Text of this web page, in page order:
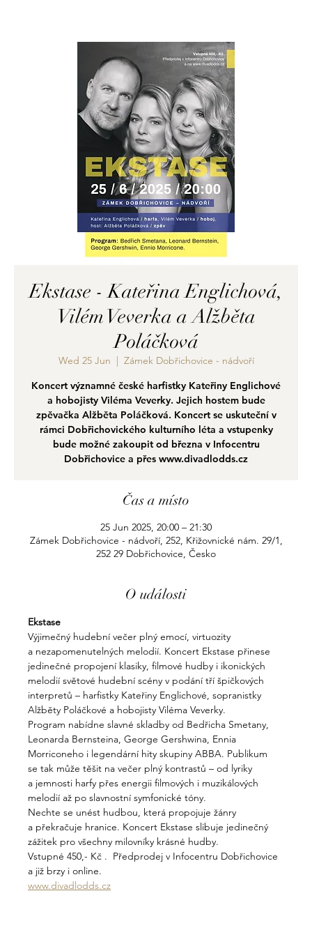
Ekstase - Kateřina Englichová,
Vilém Veverka a Alžběta
Poláčková
Wed 25 Jun
  |
Zámek Dobřichovice - nádvoří
Koncert významné české harfistky Kateřiny Englichové
a hobojisty Viléma Veverky. Jejich hostem bude
zpěvačka Alžběta Poláčková. Koncert se uskuteční v
rámci Dobřichovického kulturního léta a vstupenky
bude možné zakoupit od března v Infocentru
Dobřichovice a přes www.divadlodds.cz
Čas a místo
25 Jun 2025, 20:00 – 21:30
Zámek Dobřichovice - nádvoří, 252, Křižovnické nám. 29/1,
252 29 Dobřichovice, Česko
O události
Ekstase
Výjimečný hudební večer plný emocí, virtuozity
a nezapomenutelných melodií. Koncert Ekstase přinese
jedinečné propojení klasiky, filmové hudby i ikonických
melodií světové hudební scény v podání tří špičkových
interpretů – harfistky Kateřiny Englichové, sopranistky
Alžběty Poláčkové a hobojisty Viléma Veverky.
Program nabídne slavné skladby od Bedřicha Smetany,
Leonarda Bernsteina, George Gershwina, Ennia
Morriconeho i legendární hity skupiny ABBA. Publikum
se tak může těšit na večer plný kontrastů – od lyriky
a jemnosti harfy přes energii filmových i muzikálových
melodií až po slavnostní symfonické tóny.
Nechte se unést hudbou, která propojuje žánry
a překračuje hranice. Koncert Ekstase slibuje jedinečný
zážitek pro všechny milovníky krásné hudby.
Vstupné 450,- Kč .  Předprodej v Infocentru Dobřichovice
a již brzy i online.
www.divadlodds.cz